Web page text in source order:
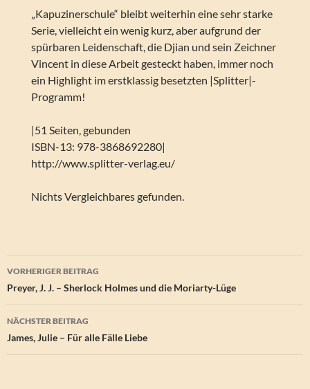
„Kapuzinerschule“ bleibt weiterhin eine sehr starke
Serie, vielleicht ein wenig kurz, aber aufgrund der
spürbaren Leidenschaft, die Djian und sein Zeichner
Vincent in diese Arbeit gesteckt haben, immer noch
ein Highlight im erstklassig besetzten |Splitter|-
Programm!
|51 Seiten, gebunden
ISBN-13: 978-3868692280|
http://www.splitter-verlag.eu/
Nichts Vergleichbares gefunden.
Beitragsnavigation
VORHERIGER BEITRAG
Preyer, J. J. – Sherlock Holmes und die Moriarty-Lüge
NÄCHSTER BEITRAG
James, Julie – Für alle Fälle Liebe